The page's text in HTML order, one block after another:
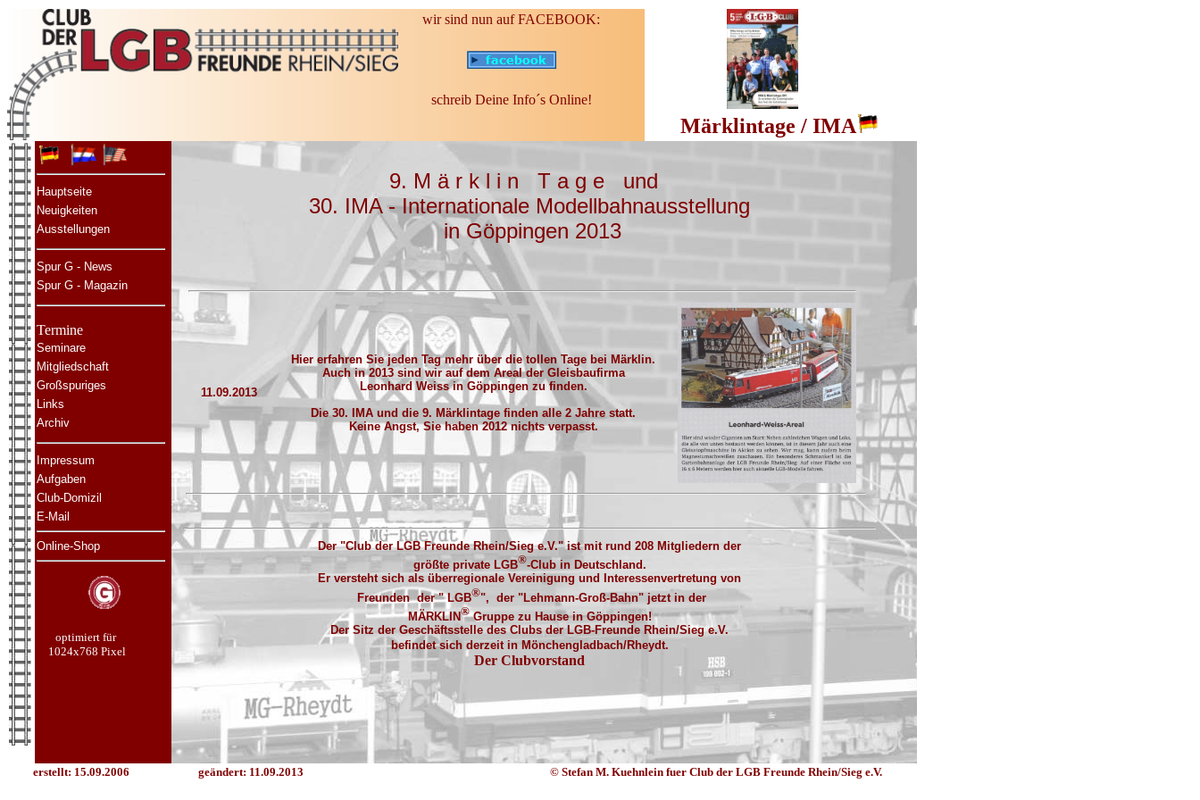
wir sind nun auf FACEBOOK:
schreib Deine Info´s Online!
Märklintage / IMA
Hauptseite
Neuigkeiten
Ausstellungen
Spur G - News
Spur G - Magazin
Termine
Seminare
Mitgliedschaft
Großspuriges
Links
Archiv
Impressum
Aufgaben
Club-Domizil
E-Mail
Online-Shop
optimiert für
1024x768 Pixel
9. M ä r k l i n T a g e und
30. IMA - Internationale Modellbahnausstellung
in Göppingen 2013
11.09.2013
Hier erfahren Sie jeden Tag mehr über die tollen Tage bei Märklin.
Auch in 2013 sind wir auf dem Areal der Gleisbaufirma
Leonhard Weiss in Göppingen zu finden.
Die 30. IMA und die 9. Märklintage finden alle 2 Jahre statt.
Keine Angst, Sie haben 2012 nichts verpasst.
Der "Club der LGB Freunde Rhein/Sieg e.V." ist mit rund 208 Mitgliedern der
größte private LGB®-Club in Deutschland.
Er versteht sich als überregionale Vereinigung und Interessenvertretung von
Freunden der" LGB®", der "Lehmann-Groß-Bahn" jetzt in der
MÄRKLIN®Gruppe zu Hause in Göppingen!
Der Sitz der Geschäftsstelle des Clubs der LGB-Freunde Rhein/Sieg e.V.
befindet sich derzeit in Mönchengladbach/Rheydt.
Der Clubvorstand
erstellt: 15.09.2006 geändert: 11.09.2013 © Stefan M. Kuehnlein fuer Club der LGB Freunde Rhein/Sieg e.V.